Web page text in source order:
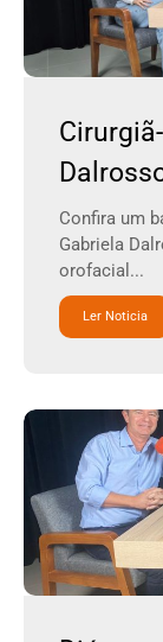
Confira um
Gabriela
orofacial...
Ler Noticia